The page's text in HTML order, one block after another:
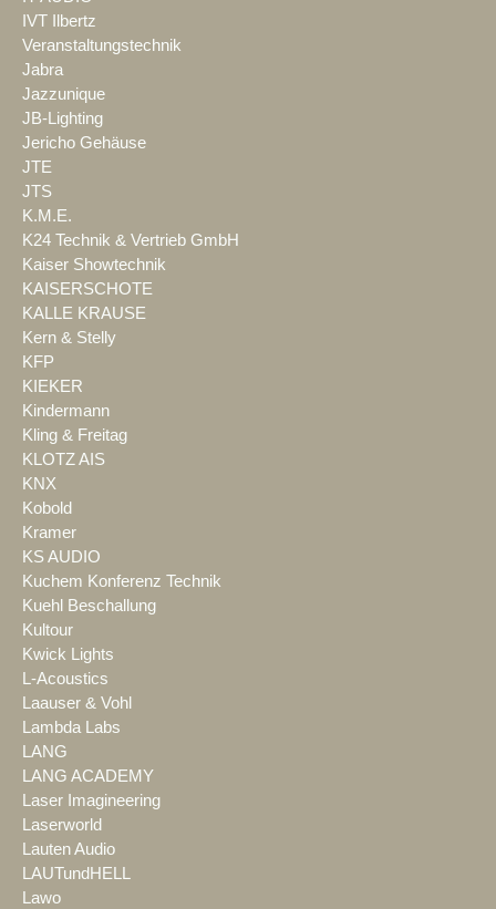
IVT Ilbertz
Veranstaltungstechnik
Jabra
Jazzunique
JB-Lighting
Jericho Gehäuse
JTE
JTS
K.M.E.
K24 Technik & Vertrieb GmbH
Kaiser Showtechnik
KAISERSCHOTE
KALLE KRAUSE
Kern & Stelly
KFP
KIEKER
Kindermann
Kling & Freitag
KLOTZ AIS
KNX
Kobold
Kramer
KS AUDIO
Kuchem Konferenz Technik
Kuehl Beschallung
Kultour
Kwick Lights
L-Acoustics
Laauser & Vohl
Lambda Labs
LANG
LANG ACADEMY
Laser Imagineering
Laserworld
Lauten Audio
LAUTundHELL
Lawo